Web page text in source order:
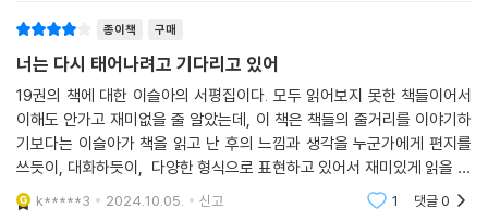
종이책 구매
너는 다시 태어나려고 기다리고 있어
19권의 책에 대한 이슬아의 서평집이다. 모두 읽어보지 못한 책들이어서
이해도 안가고 재미없을 줄 알았는데, 이 책은 책들의 줄거리를 이야기하
기보다는 이슬아가 책을 읽고 난 후의 느낌과 생각을 누군가에게 편지를
쓰듯이, 대화하듯이, 다양한 형식으로 표현하고 있어서 재미있게 읽을 수
있었다.(사노요코, 박완서님 챕터는 읽은 책이 있어서인지 조금 더 반가웠
다^^)
k*****3 2024.10.05. 신고 1 댓글0